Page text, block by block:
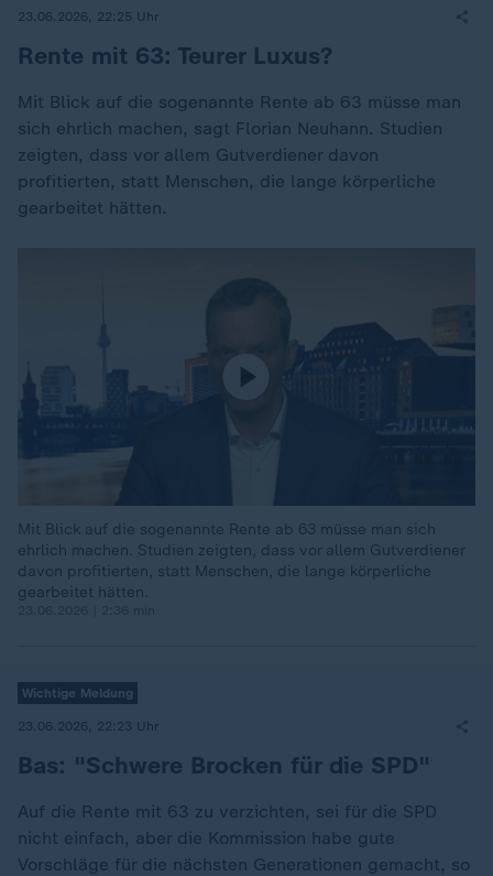
23.06.2026, 22:25 Uhr
Rente mit 63: Teurer Luxus?
Mit Blick auf die sogenannte Rente ab 63 müsse man
sich ehrlich machen, sagt Florian Neuhann. Studien
zeigten, dass vor allem Gutverdiener davon
profitierten, statt Menschen, die lange körperliche
gearbeitet hätten.
Mit Blick auf die sogenannte Rente ab 63 müsse man sich
ehrlich machen. Studien zeigten, dass vor allem Gutverdiener
davon profitierten, statt Menschen, die lange körperliche
gearbeitet hätten.
Wichtige Meldung
23.06.2026, 22:23 Uhr
Bas: "Schwere Brocken für die SPD"
Auf die Rente mit 63 zu verzichten, sei für die SPD
nicht einfach, aber die Kommission habe gute
Vorschläge für die nächsten Generationen gemacht, so